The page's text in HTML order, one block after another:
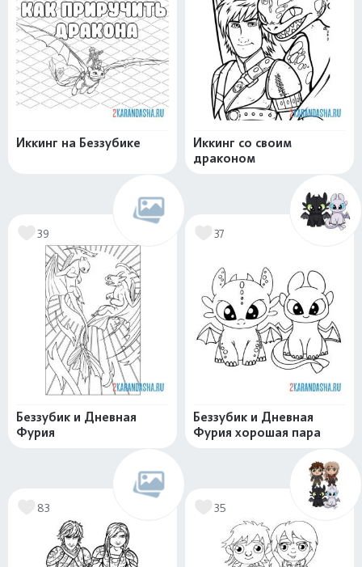
Иккинг на Беззубике
Иккинг со своим
драконом
39
Беззубик и Дневная
Фурия
37
Беззубик и Дневная
Фурия хорошая пара
83 35